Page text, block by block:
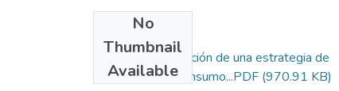
No
Thumbnail
Available
Diseño y validación de una estrategia de
prevención del consumo...PDF (970.91 KB)